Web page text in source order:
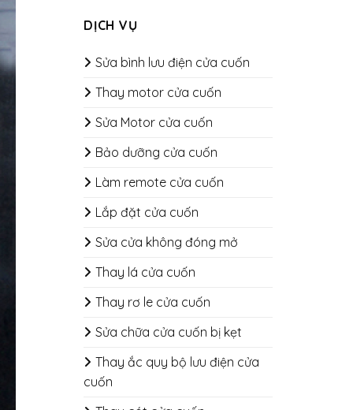
DỊCH VỤ
Sửa bình lưu điện cửa cuốn
Thay motor cửa cuốn
Sửa Motor cửa cuốn
Bảo dưỡng cửa cuốn
​​​​​​​Làm remote cửa cuốn
Lắp đặt cửa cuốn
Sửa cửa không đóng mở
Thay lá cửa cuốn
Thay rơ le cửa cuốn
Sửa chữa cửa cuốn bị kẹt
Thay ắc quy bộ lưu điện cửa
cuốn